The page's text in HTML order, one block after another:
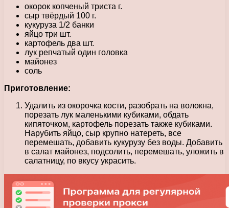
окорок копченый триста г.
сыр твёрдый 100 г.
кукуруза 1/2 банки
яйцо три шт.
картофель два шт.
лук репчатый один головка
майонез
соль
Приготовление:
Удалить из окорочка кости, разобрать на волокна,
порезать лук маленькими кубиками, обдать
кипяточком, картофель порезать также кубиками.
Нарубить яйцо, сыр крупно натереть, все
перемешать, добавить кукурузу без воды. Добавить
в салат майонез, подсолить, перемешать, уложить в
салатницу, по вкусу украсить.